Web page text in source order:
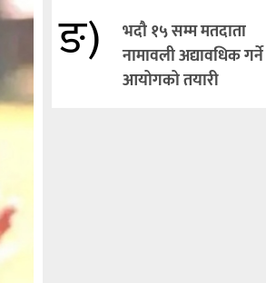
ङ)
भदौ १५ सम्म मतदाता
नामावली अद्यावधिक गर्ने
आयोगको तयारी